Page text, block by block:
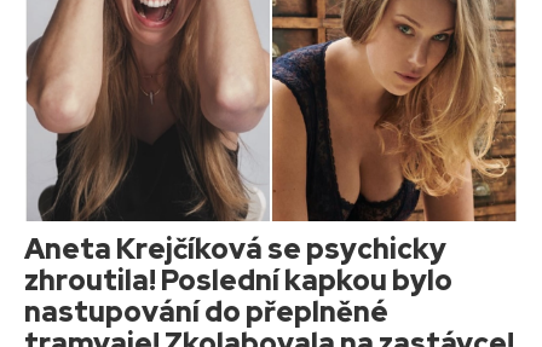
Aneta Krejčíková se psychicky
zhroutila! Poslední kapkou bylo
nastupování do přeplněné